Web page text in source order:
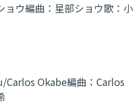
ョウ編曲： 星部ショウ歌： 小
Carlos Okabe編曲： Carlos